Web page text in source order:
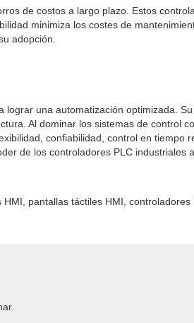
de costos a largo plazo. Estos
minimiza los costes de
adopción.
una automatización optimizada.
Al dominar los sistemas de control
confiabilidad, control en
de los controladores PLC
pantallas táctiles HMI,